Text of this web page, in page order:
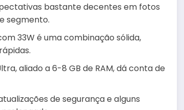
bastante decentes em fotos
segmento.
33W é uma combinação sólida,
aliado a 6-8 GB de RAM, dá conta de
de segurança e alguns